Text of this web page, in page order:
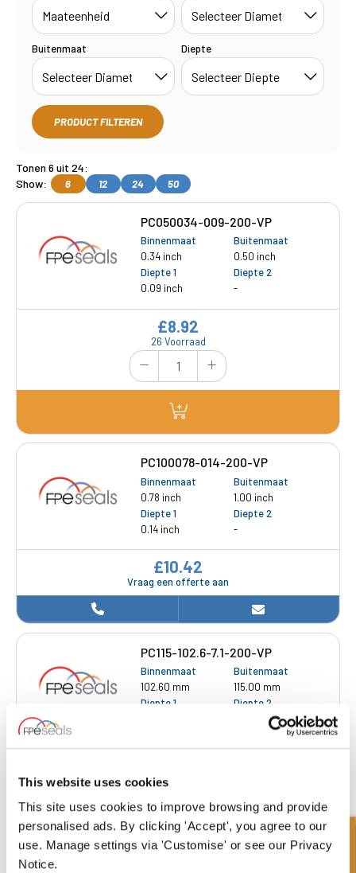
This website uses cookies
This site uses cookies to improve browsing and provide
personalised ads. By clicking 'Accept', you agree to our
use. Manage settings via 'Customise' or see our Privacy
Notice.
Buitenmaat Diepte
PRODUCT FILTEREN
Tonen 6 uit 24:
Show:
6 12 24 50
PC050034-009-200-VP
Binnenmaat
0.34 inch
Buitenmaat
0.50 inch
Diepte 1
0.09 inch
Diepte 2
-
26 Voorraad
£8.92
PC100078-014-200-VP
Binnenmaat
0.78 inch
Buitenmaat
1.00 inch
Diepte 1
0.14 inch
Diepte 2
-
Vraag een offerte aan
£10.42
PC115-102.6-7.1-200-VP
Binnenmaat
102.60 mm
Buitenmaat
115.00 mm
Diepte 1
Diepte 2
PC125-112.6-7.1-200-VP